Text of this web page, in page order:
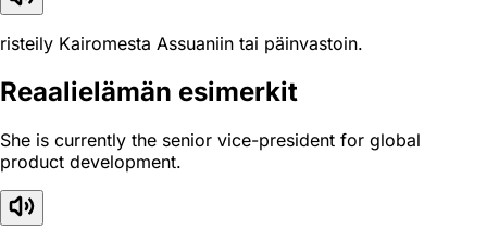
risteily Kairomesta Assuaniin tai päinvastoin.
Reaali­elämän esimerkit
She is currently the senior vice-president for global
product development.